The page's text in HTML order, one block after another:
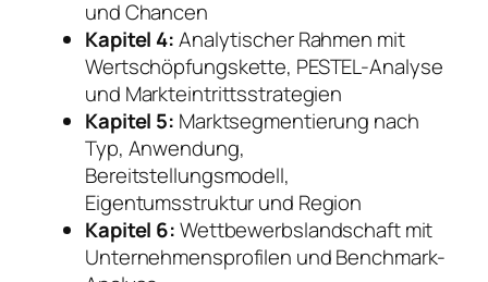
und Chancen
Kapitel 4:Analytischer Rahmen mit
Wertschöpfungskette, PESTEL-Analyse
und Markteintrittsstrategien
Kapitel 5: Marktsegmentierung nach
Typ, Anwendung,
Bereitstellungsmodell,
Eigentumsstruktur und Region
Kapitel 6:Wettbewerbslandschaft mit
Unternehmensprofilen und Benchmark-